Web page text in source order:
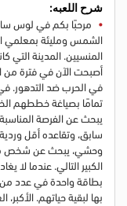
شرح اللعبه:
مرحبًا بكم في لوس
الشمس ومليئة بمعلمي
المنسيين.المدينة التي
أصبحت الآن في فترة من
في الحرب ضد التدهور.
تمامًا بصياغة خططهم
يبحث عن الفرصة المناسبة
سابق، وتقاعده أقل
وحشي، يبحث عن شخص
الكبير التالي. عندما لا
بطاقة واحدة في عدد من
بها لبقية حياتهم.الأكبر،